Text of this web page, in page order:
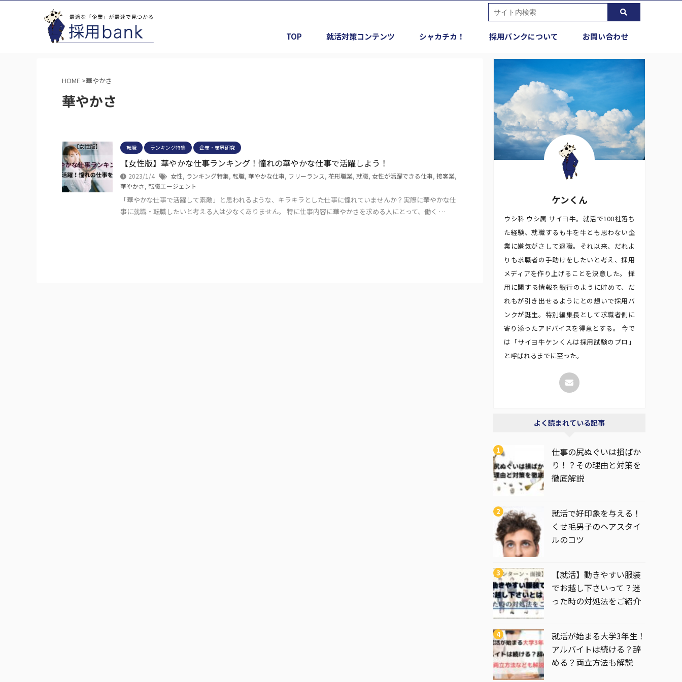
TOP 就活対策コンテンツ シャカチカ！ 採用バンクについて お問い合わせ
HOME >華やかさ
華やかさ
転職 ランキング特集 企業・業界研究
【女性版】華やかな仕事ランキング！憧れの華やかな仕事で活躍しよう！
2023/1/4 女性, ランキング特集, 転職, 華やかな仕事, フリーランス, 花形職業, 就職, 女性が活躍できる仕事, 接客業,
華やかさ, 転職エージェント
「華やかな仕事で活躍して素敵」と思われるような、キラキラとした仕事に憧れていませんか？実際に華やかな仕
事に就職・転職したいと考える人は少なくありません。 特に仕事内容に華やかさを求める人にとって、働く …
ケンくん
ウシ科 ウシ属 サイヨ牛。就活で100社落ち
た経験、就職するも牛を牛とも思わない企
業に嫌気がさして退職。それ以来、だれよ
りも求職者の手助けをしたいと考え、採用
メディアを作り上げることを決意した。 採
用に関する情報を銀行のように貯めて、だ
れもが引き出せるようにとの想いで採用バ
ンクが誕生。特別編集長として求職者側に
寄り添ったアドバイスを得意とする。 今で
は「サイヨ牛ケンくんは採用試験のプロ」
と呼ばれるまでに至った。
よく読まれている記事
仕事の尻ぬぐいは損ばか
り！？その理由と対策を
徹底解説
就活で好印象を与える！
くせ毛男子のヘアスタイ
ルのコツ
【就活】動きやすい服装
でお越し下さいって？迷
った時の対処法をご紹介
就活が始まる大学3年生！
アルバイトは続ける？辞
める？両立方法も解説